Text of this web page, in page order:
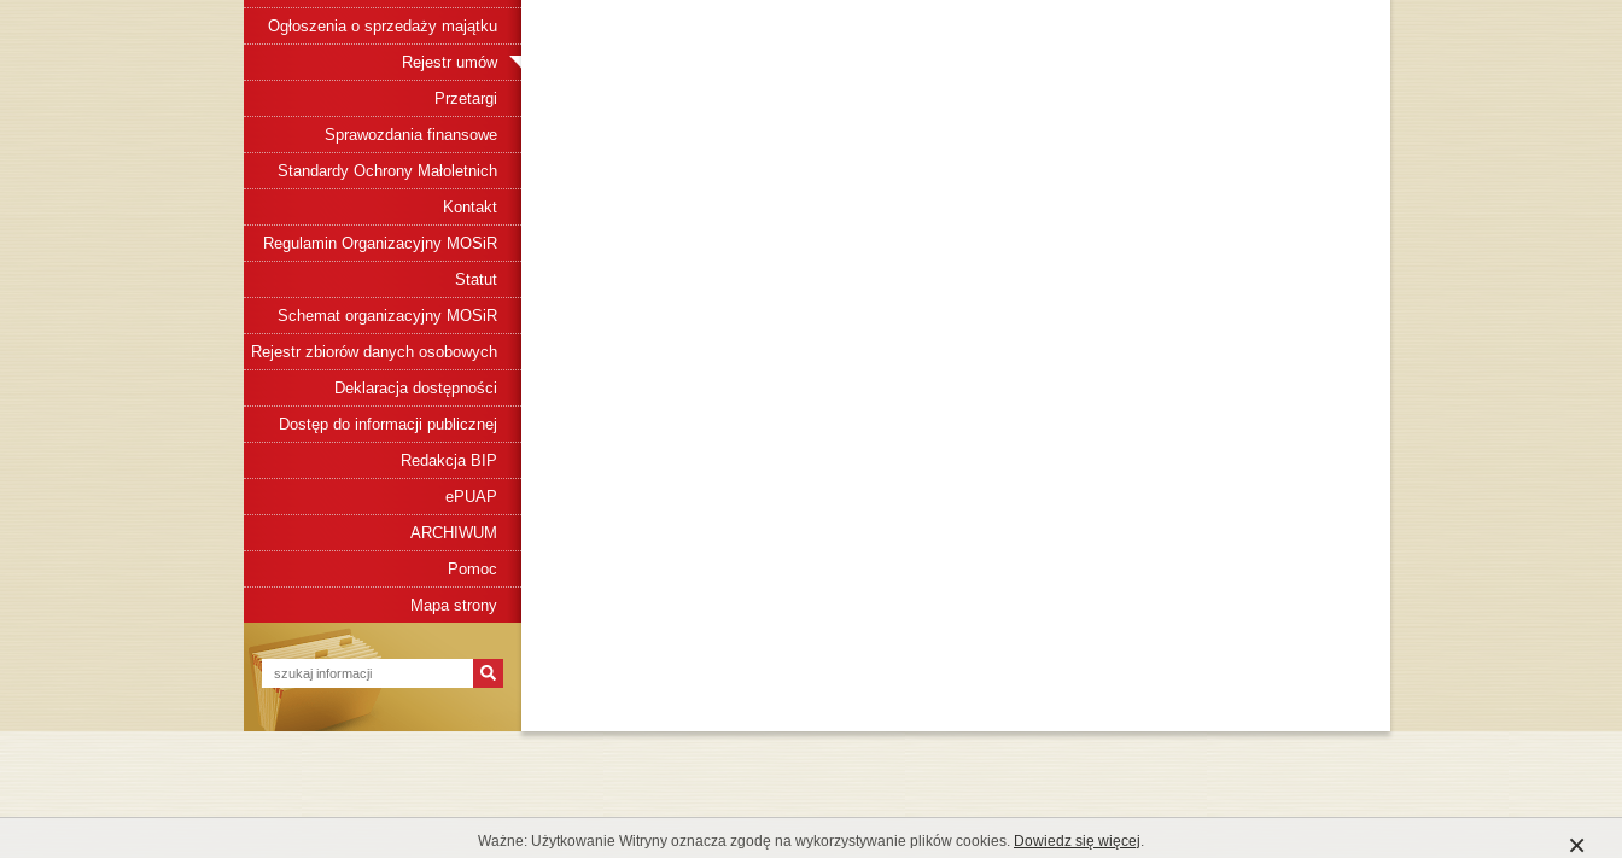
Ogłoszenia o sprzedaży majątku
Rejestr umów
Przetargi
Sprawozdania finansowe
Standardy Ochrony Małoletnich
Kontakt
Regulamin Organizacyjny MOSiR
Statut
Schemat organizacyjny MOSiR
Rejestr zbiorów danych osobowych
Deklaracja dostępności
Dostęp do informacji publicznej
Redakcja BIP
ePUAP
ARCHIWUM
Pomoc
Mapa strony
×
Ważne: Użytkowanie Witryny oznacza zgodę na wykorzystywanie plików cookies. Dowiedz się więcej.